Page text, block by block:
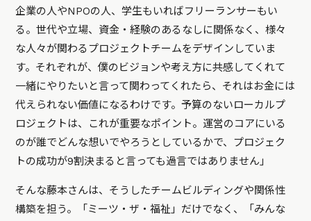
企業の人やNPOの人、学生もいればフリーランサーもい
る。世代や立場、資金・経験のあるなしに関係なく、様々
な人々が関わるプロジェクトチームをデザインしていま
す。それぞれが、僕のビジョンや考え方に共感してくれて
一緒にやりたいと言って関わってくれたら、それはお金には
代えられない価値になるわけです。予算のないローカルプ
ロジェクトは、これが重要なポイント。運営のコアにいる
のが誰でどんな想いでやろうとしているかで、プロジェク
トの成功が9割決まると言っても過言ではありません」
そんな藤本さんは、そうしたチームビルディングや関係性
構築を担う。「ミーツ・ザ・福祉」だけでなく、「みんな